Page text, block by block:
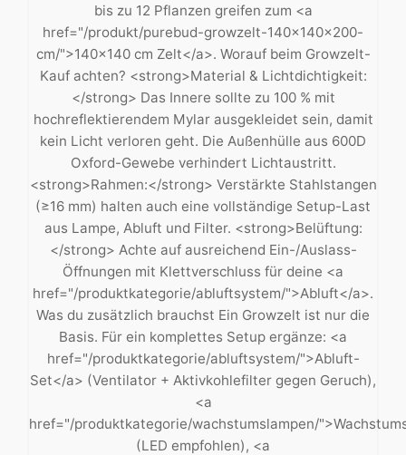
bis zu 12 Pflanzen greifen zum <a
href="/produkt/purebud-growzelt-140x140x200-
cm/">140×140 cm Zelt</a>. Worauf beim Growzelt-
Kauf achten? <strong>Material & Lichtdichtigkeit:
</strong> Das Innere sollte zu 100 % mit
hochreflektierendem Mylar ausgekleidet sein, damit
kein Licht verloren geht. Die Außenhülle aus 600D
Oxford-Gewebe verhindert Lichtaustritt.
<strong>Rahmen:</strong> Verstärkte Stahlstangen
(≥16 mm) halten auch eine vollständige Setup-Last
aus Lampe, Abluft und Filter. <strong>Belüftung:
</strong> Achte auf ausreichend Ein-/Auslass-
Öffnungen mit Klettverschluss für deine <a
href="/produktkategorie/abluftsystem/">Abluft</a>.
Was du zusätzlich brauchst Ein Growzelt ist nur die
Basis. Für ein komplettes Setup ergänze: <a
href="/produktkategorie/abluftsystem/">Abluft-
Set</a> (Ventilator + Aktivkohlefilter gegen Geruch),
<a
href="/produktkategorie/wachstumslampen/
(LED empfohlen), <a